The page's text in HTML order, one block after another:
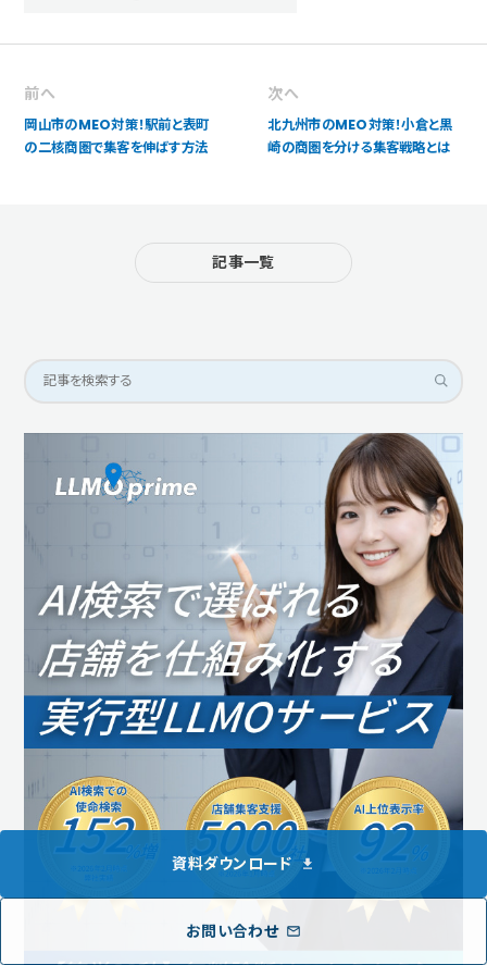
前へ
岡山市のMEO対策！駅前と表町
の二核商圏で集客を伸ばす方法
次へ
北九州市のMEO対策！小倉と黒
崎の商圏を分ける集客戦略とは
記事一覧
資料ダウンロード
お問い合わせ